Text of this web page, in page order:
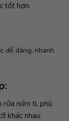
tốt hơn.
dễ dàng, nhanh
rửa núm ti, phù
khác nhau.